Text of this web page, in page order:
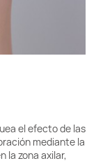
el efecto de las
mediante la
la zona axilar,